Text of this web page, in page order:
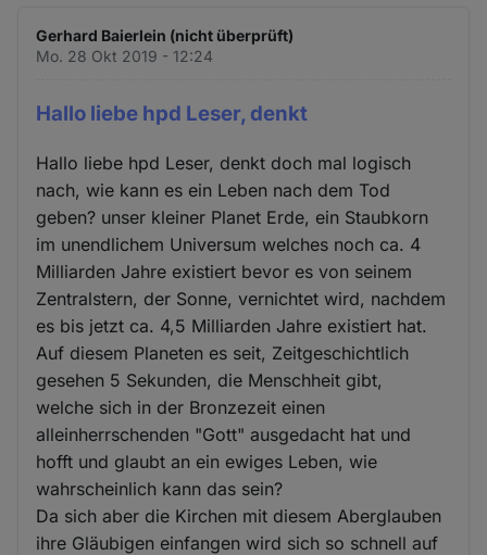
Gerhard Baierlein (nicht überprüft)
Mo. 28 Okt 2019 - 12:24
Hallo liebe hpd Leser, denkt
Hallo liebe hpd Leser, denkt doch mal logisch
nach, wie kann es ein Leben nach dem Tod
geben? unser kleiner Planet Erde, ein Staubkorn
im unendlichem Universum welches noch ca. 4
Milliarden Jahre existiert bevor es von seinem
Zentralstern, der Sonne, vernichtet wird, nachdem
es bis jetzt ca. 4,5 Milliarden Jahre existiert hat.
Auf diesem Planeten es seit, Zeitgeschichtlich
gesehen 5 Sekunden, die Menschheit gibt,
welche sich in der Bronzezeit einen
alleinherrschenden "Gott" ausgedacht hat und
hofft und glaubt an ein ewiges Leben, wie
wahrscheinlich kann das sein?
Da sich aber die Kirchen mit diesem Aberglauben
ihre Gläubigen einfangen wird sich so schnell auf